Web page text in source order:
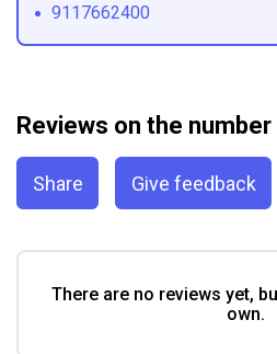
9117662400
Reviews on the
Share Give feedback
There are no reviews yet,
own.